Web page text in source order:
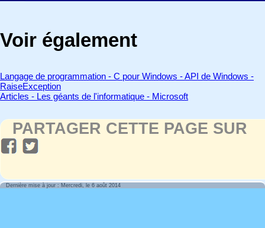
Voir également
Langage de programmation - C pour Windows - API de Windows -
RaiseException
Articles - Les géants de l'informatique - Microsoft
PARTAGER CETTE PAGE SUR
Dernière mise à jour : Mercredi, le 6 août 2014